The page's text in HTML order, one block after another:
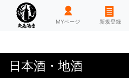
HOME MYページ 新規登録
日本酒・地酒